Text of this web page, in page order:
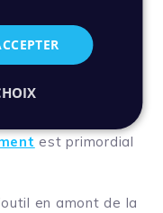
est un choix
changement
est primordial
en amont de la